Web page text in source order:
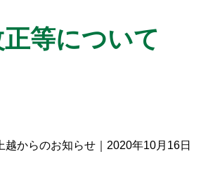
等について
越からのお知らせ 2020年10月16日